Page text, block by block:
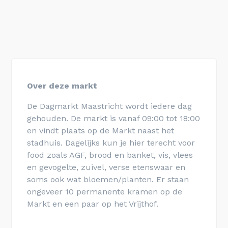
Over deze markt
De Dagmarkt Maastricht wordt iedere dag
gehouden. De markt is vanaf 09:00 tot 18:00
en vindt plaats op de Markt naast het
stadhuis. Dagelijks kun je hier terecht voor
food zoals AGF, brood en banket, vis, vlees
en gevogelte, zuivel, verse etenswaar en
soms ook wat bloemen/planten. Er staan
ongeveer 10 permanente kramen op de
Markt en een paar op het Vrijthof.